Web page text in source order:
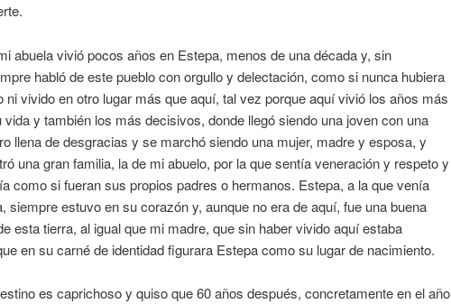
abuela vivió pocos años en Estepa, menos de una década y, sin
habló de este pueblo con orgullo y delectación, como si nunca hubiera
ni vivido en otro lugar más que aquí, tal vez porque aquí vivió los años más
vida y también los más decisivos, donde llegó siendo una joven con una
llena de desgracias y se marchó siendo una mujer, madre y esposa, y
una gran familia, la de mi abuelo, por la que sentía veneración y respeto y
como si fueran sus propios padres o hermanos. Estepa, a la que venía
siempre estuvo en su corazón y, aunque no era de aquí, fue una buena
esta tierra, al igual que mi madre, que sin haber vivido aquí estaba
en su carné de identidad figurara Estepa como su lugar de nacimiento.
es caprichoso y quiso que 60 años después, concretamente en el año